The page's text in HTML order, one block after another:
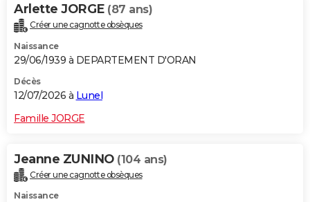
Arlette JORGE (87 ans)
Créer une cagnotte obsèques
Naissance
29/06/1939 à DEPARTEMENT D'ORAN
Décès
12/07/2026 à Lunel
Famille JORGE
Jeanne ZUNINO (104 ans)
Créer une cagnotte obsèques
Naissance